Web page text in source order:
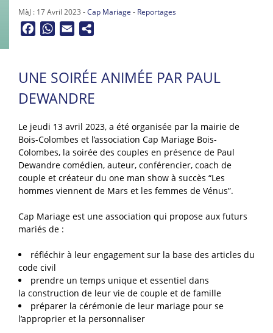
MàJ : 17 Avril 2023 -Cap Mariage - Reportages
FacebookWhatsApp
Email
UNE SOIRÉE ANIMÉE PAR PAUL
DEWANDRE
Le jeudi 13 avril 2023, a été organisée par la mairie de
Bois-Colombes et l’association Cap Mariage Bois-
Colombes, la soirée des couples en présence de Paul
Dewandre comédien, auteur, conférencier, coach de
couple et créateur du one man show à succès “Les
hommes viennent de Mars et les femmes de Vénus”.
Cap Mariage est une association qui propose aux futurs
mariés de :
réfléchir à leur engagement sur la base des articles du
code civil
prendre un temps unique et essentiel dans
la construction de leur vie de couple et de famille
préparer la cérémonie de leur mariage pour se
l’approprier et la personnaliser